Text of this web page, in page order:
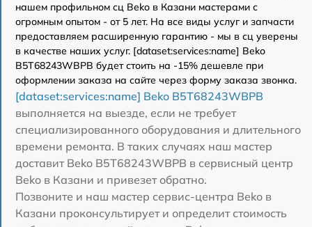
нашем профильном сц Beko в Казани мастерами с
огромным опытом - от 5 лет. На все виды услуг и запчасти
предоставляем расширенную гарантию - мы в сц уверены
в качестве наших услуг. [dataset:services:name] Beko
B5T68243WBPB будет стоить на -15% дешевле при
оформлении заказа на сайте через форму заказа звонка.
[dataset:services:name] Beko B5T68243WBPB
выполняется на выезде, если не требует
специализированного оборудования и длительного
времени ремонта. В таких случаях наш мастер
доставит Beko B5T68243WBPB в сервисный центр
Beko в Казани и привезет обратно.
Позвоните и наш мастер сервис-центра Beko в
Казани проконсультирует и определит стоимость